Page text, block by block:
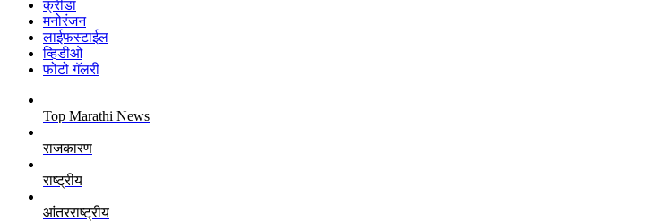
क्रीडा
मनोरंजन
लाईफस्टाईल
व्हिडीओ
फोटो गॅलरी
Top Marathi News
राजकारण
राष्ट्रीय
आंतरराष्ट्रीय